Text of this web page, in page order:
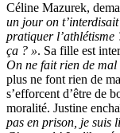
Céline Mazurek,
un jour on
pratiquer l’athlétisme
ça ? ». Sa fille est
On ne fait rien de mal
plus ne font rien de
s’efforcent d’être de
moralité. Justine
pas en prison, je suis